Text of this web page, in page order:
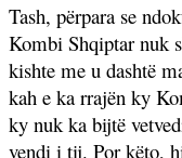
Tash, përpara se
Kombi Shqiptar nuk
kishte me u dashtë
kah e ka rrajën ky
ky nuk ka bijtë
vendi i tij. Por këto,